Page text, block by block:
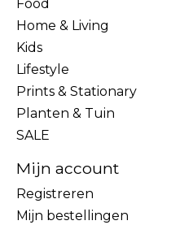
Food
Home & Living
Kids
Lifestyle
Prints & Stationary
Planten & Tuin
SALE
Mijn account
Registreren
Mijn bestellingen